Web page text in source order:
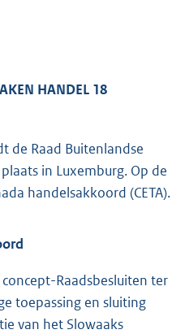
HANDEL 18
de Raad Buitenlandse
in Luxemburg. Op de
handelsakkoord (CETA).
Raadsbesluiten ter
toepassing en sluiting
van het Slowaaks